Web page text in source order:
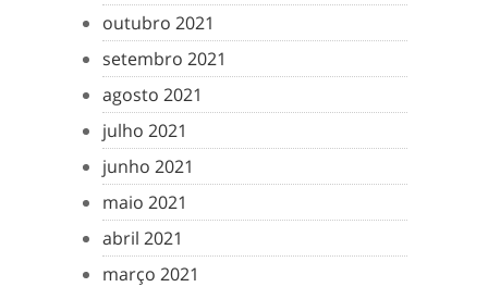
outubro 2021
setembro 2021
agosto 2021
julho 2021
junho 2021
maio 2021
abril 2021
março 2021